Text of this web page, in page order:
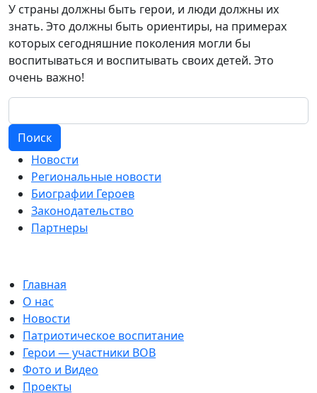
У страны должны быть герои, и люди должны их
знать. Это должны быть ориентиры, на примерах
которых сегодняшние поколения могли бы
воспитываться и воспитывать своих детей. Это
очень важно!
Поиск
Новости
Региональные новости
Биографии Героев
Законодательство
Партнеры
Главная
О нас
Новости
Патриотическое воспитание
Герои — участники ВОВ
Фото и Видео
Проекты